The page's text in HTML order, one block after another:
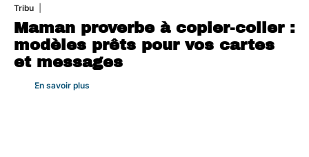
Tribu
Maman proverbe à copier-coller :
modèles prêts pour vos cartes
et messages
En savoir plus